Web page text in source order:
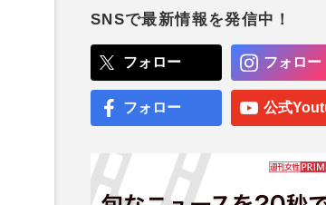
SNSで最新情報を発信中！
フォロー フォロー
フォロー 公式